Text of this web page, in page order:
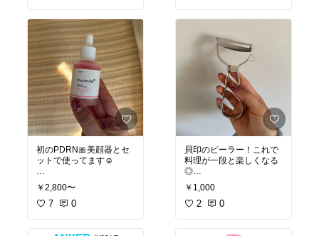
初のPDRN🎀美顔器とセ
ットで使ってます☺︎
#オリジナル写真
物メモ #毛穴ケア
美容
#おすすめヘアケア
￥2,800〜
7 0
貝印のピーラー！これで
料理が一段と楽しくなる
◎
今まで使っていた百均の
ものとは全然違う🥹！
オリジナル写真
￥1,000
2 0